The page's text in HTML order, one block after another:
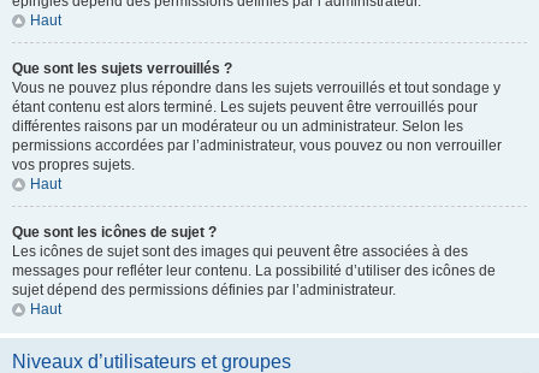
Haut
Que sont les sujets verrouillés ?
Vous ne pouvez plus répondre dans les sujets verrouillés et tout sondage y
étant contenu est alors terminé. Les sujets peuvent être verrouillés pour
différentes raisons par un modérateur ou un administrateur. Selon les
permissions accordées par l’administrateur, vous pouvez ou non verrouiller
vos propres sujets.
Haut
Que sont les icônes de sujet ?
Les icônes de sujet sont des images qui peuvent être associées à des
messages pour refléter leur contenu. La possibilité d’utiliser des icônes de
sujet dépend des permissions définies par l’administrateur.
Haut
Niveaux d’utilisateurs et groupes